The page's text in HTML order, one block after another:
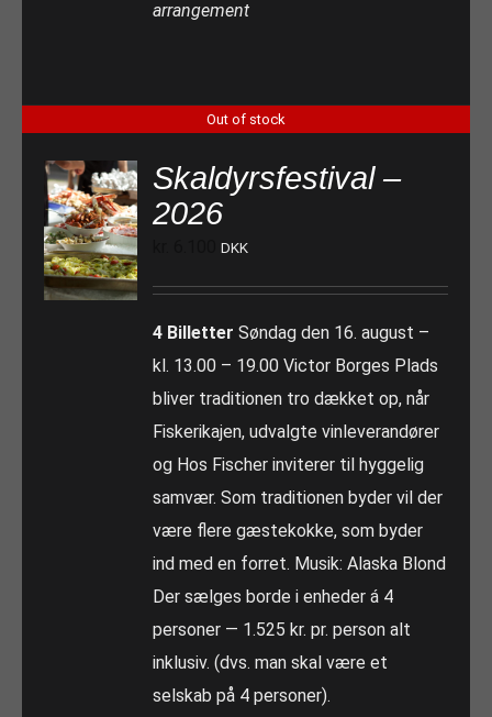
arrangement
Out of stock
Skaldyrsfestival –
2026
DKK
4 Billetter Søndag den 16. august –
kl. 13.00 – 19.00 Victor Borges Plads
bliver traditionen tro dækket op, når
Fiskerikajen, udvalgte vinleverandører
og Hos Fischer inviterer til hyggelig
samvær. Som traditionen byder vil der
være flere gæstekokke, som byder
ind med en forret. Musik: Alaska Blond
Der sælges borde i enheder á 4
personer — 1.525 kr. pr. person alt
inklusiv. (dvs. man skal være et
selskab på 4 personer).